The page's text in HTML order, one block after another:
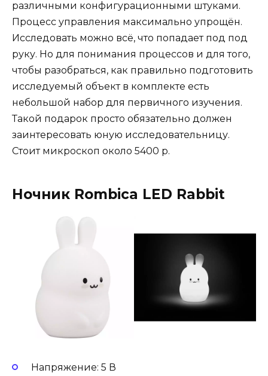
различными конфигурационными штуками.
Процесс управления максимально упрощён.
Исследовать можно всё, что попадает под под
руку. Но для понимания процессов и для того,
чтобы разобраться, как правильно подготовить
исследуемый объект в комплекте есть
небольшой набор для первичного изучения.
Такой подарок просто обязательно должен
заинтересовать юную исследовательницу.
Стоит микроскоп около 5400 р.
Ночник Rombica LED Rabbit
Напряжение: 5 В